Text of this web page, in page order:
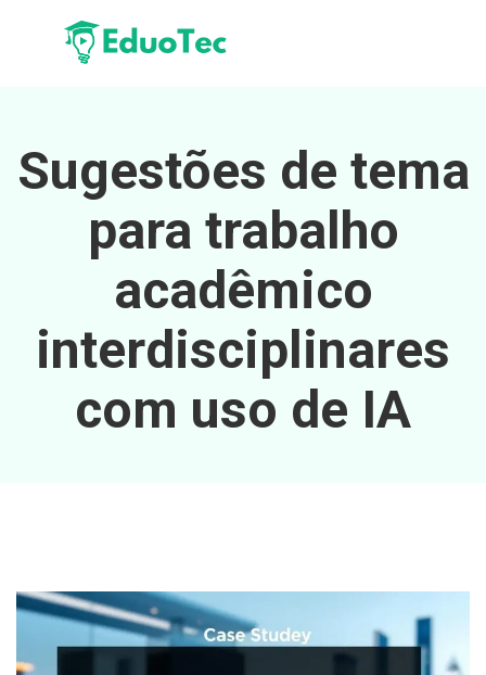
Sugestões de tema
para trabalho
acadêmico
interdisciplinares
com uso de IA